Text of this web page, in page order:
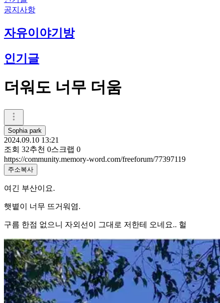
공지사항
자유이야기방
인기글
더워도 너무 더움
Sophia park
2024.09.10 13:21
조회 32추천 0스크랩 0
https://community.memory-word.com/freeforum/77397119
주소복사
여긴 부산이요.
햇볕이 너무 뜨거워염.
구름 한점 없으니 자외선이 그대로 저한테 오네요.. 헐